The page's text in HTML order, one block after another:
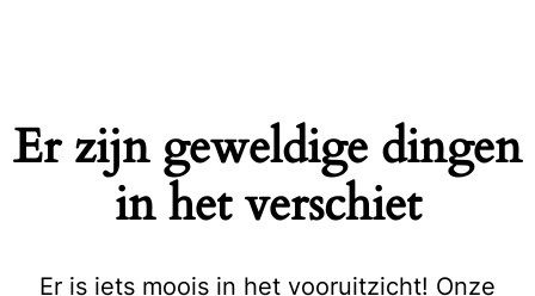
Er zijn geweldige dingen
in het verschiet
Er is iets moois in het vooruitzicht! Onze